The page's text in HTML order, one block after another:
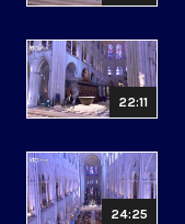
22:11
24:25